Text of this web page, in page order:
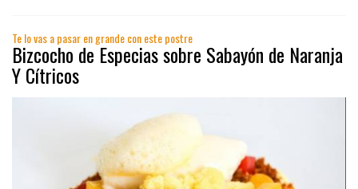
Te lo vas a pasar en grande con este postre
Bizcocho de Especias sobre Sabayón de Naranja
Y Cítricos